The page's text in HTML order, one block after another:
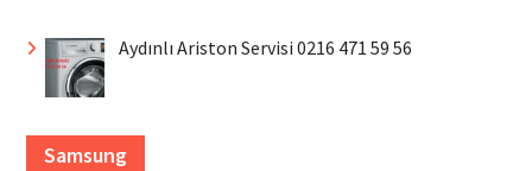
Aydınlı Ariston Servisi 0216 471 59 56
Samsung